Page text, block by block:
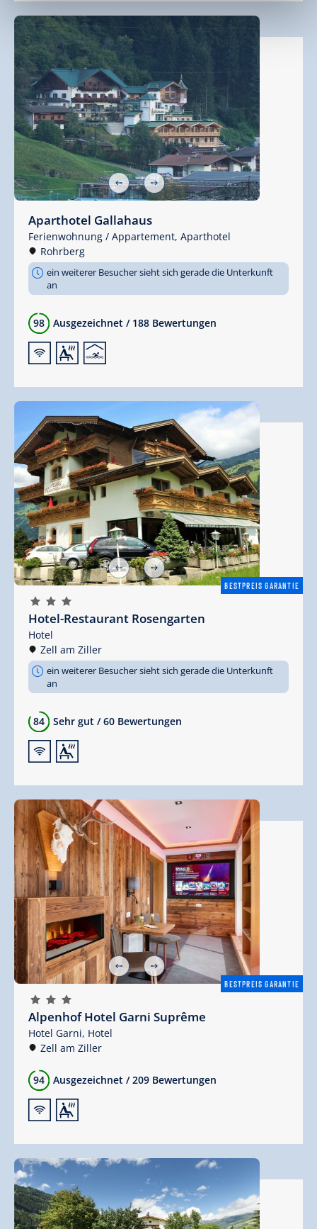
Aparthotel Gallahaus
Ferienwohnung / Appartement, Aparthotel
Rohrberg
ein weiterer Besucher sieht sich gerade die Unterkunft
an
98 Ausgezeichnet / 188 Bewertungen
🜉🗔🅤
BESTPREIS GARANTIE
🞙 🞙 🞙
Hotel-Restaurant Rosengarten
Hotel
Zell am Ziller
ein weiterer Besucher sieht sich gerade die Unterkunft
an
84 Sehr gut / 60 Bewertungen
🜉🗔
BESTPREIS GARANTIE
🞙 🞙 🞙
Alpenhof Hotel Garni Suprême
Hotel Garni, Hotel
Zell am Ziller
94 Ausgezeichnet / 209 Bewertungen
🜉🗔